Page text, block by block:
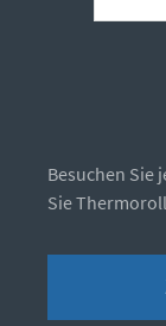
Besuchen Sie
Sie